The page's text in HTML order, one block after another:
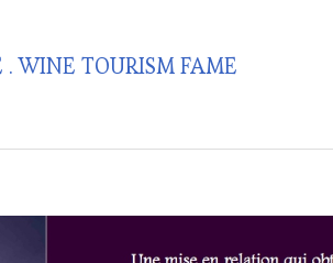
WINE TOURISM FAME